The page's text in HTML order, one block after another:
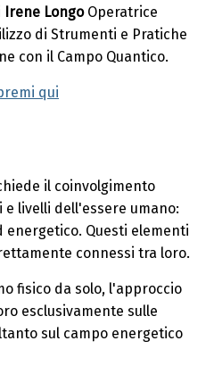
Irene LongoOperatrice
di Strumenti e Pratiche
con il Campo Quantico.
qui
il coinvolgimento
livelli dell'essere umano:
energetico. Questi elementi
connessi tra loro.
fisico da solo, l'approccio
esclusivamente sulle
sul campo energetico